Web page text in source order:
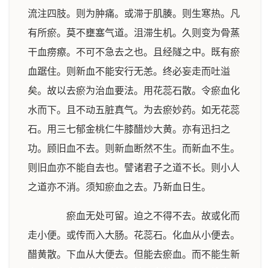
流注四肢。则为肿痛。或滞于肌腠。则生寒热。凡
有所瘀。莫不壅塞气道。沮滞生机。久则变为骨蒸
干血痨瘵。不可不急去之也。且经隧之中。既有瘀
血踞住。则新血不能安行无恙。终必妄走而吐溢
矣。故以去瘀为治血要法。用花蕊石散。令瘀血化
水而下。且不动五脏真气。为去瘀妙药。如无花蕊
石。用三七郁金桃仁牛膝醋炒大黄。亦有迅扫之
功。顾旧血不去。则新血断然不生。而新血不生。
则旧血亦不能自去也。譬诸君子之道不长。则小人
之道亦不消。须知瘀血之去。乃新血日生。
瘀血无处可留。迫之不得不去。故或化而
走小便。或传而入大肠。花蕊石。化血从小便去。
醋黄散。下血从大便去。但能去瘀血。而不能生新